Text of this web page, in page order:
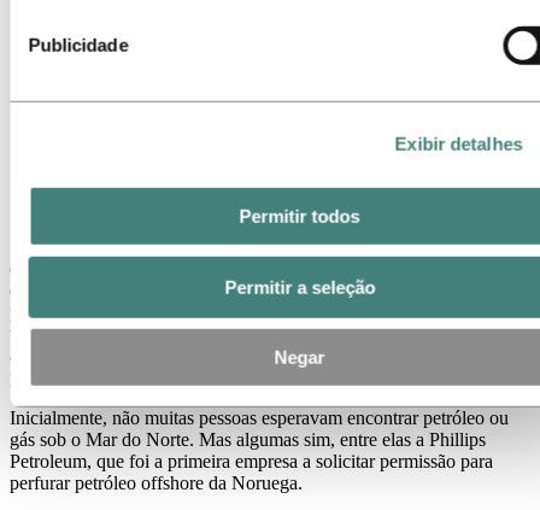
Publicidade
Exibir detalhes
Permitir todos
Permitir a seleção
Negar
well on the Cod field helped to raise hopes of there
being oil in the seabed below the North Sea.
Seis anos antes, o conselho da Hydro havia se reunido em Notodden
e declarado que era hora de ingressar no setor de petróleo e gás. A
empresa queria garantir acesso estável ao petróleo como matéria-
prima e como energia para suas instalações. Em Porsgrunn, o
trabalho já estava em andamento na conversão da produção de
amônia para o uso de petróleo como matéria-prima. Um passo vital
para a empresa manter sua vantagem competitiva.
Inicialmente, não muitas pessoas esperavam encontrar petróleo ou
gás sob o Mar do Norte. Mas algumas sim, entre elas a Phillips
Petroleum, que foi a primeira empresa a solicitar permissão para
perfurar petróleo offshore da Noruega.